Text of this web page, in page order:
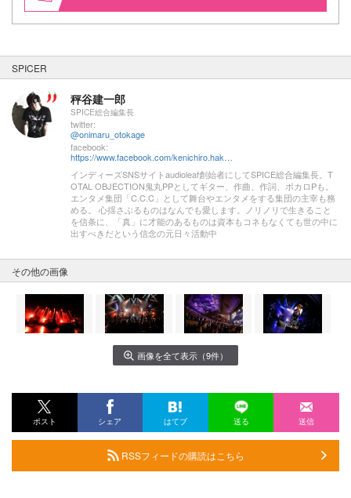
SPICER
秤谷建一郎
SPICE総合編集長
twitter:
@onimaru_otokage
facebook:
https://www.facebook.com/kenichiro.hakariya
インディーズSNSサイトaudioleaf創始者にしてSPICE総合編集長。T
OTAL OBJECTION鬼丸PPとしてギター、作曲、作詞、ボカロPも。
エンタメ集団「C.C.C」として舞台やエンタメをする集団の主宰も務
める。 心揺さぶるものはなんでも愛します。ノリノリで生きること
を信条に、「真」に才能のあるものは資本もコネもなくても世の中に
出すべきだという信念の元日々活動中
その他の画像
画像を全て表示（9件）
ポスト シェア はてブ 送る 送信
RSSフィードの購読はこちら